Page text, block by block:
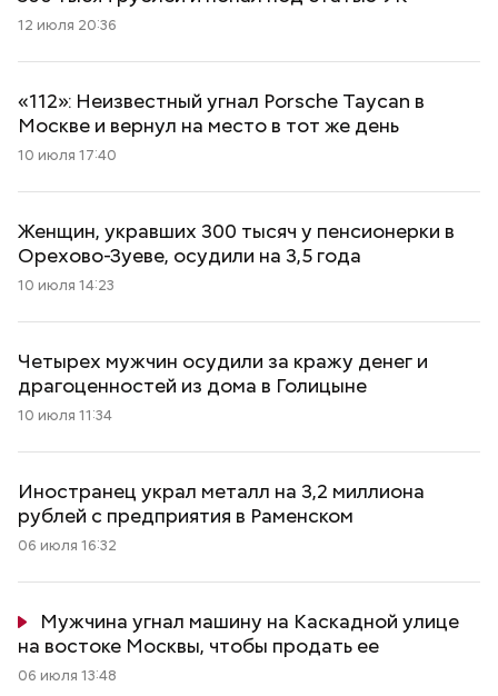
12 июля 20:36
«112»: Неизвестный угнал Porsche Taycan в
Москве и вернул на место в тот же день
10 июля 17:40
Женщин, укравших 300 тысяч у пенсионерки в
Орехово-Зуеве, осудили на 3,5 года
10 июля 14:23
Четырех мужчин осудили за кражу денег и
драгоценностей из дома в Голицыне
10 июля 11:34
Иностранец украл металл на 3,2 миллиона
рублей с предприятия в Раменском
06 июля 16:32
Мужчина угнал машину на Каскадной улице
на востоке Москвы, чтобы продать ее
06 июля 13:48